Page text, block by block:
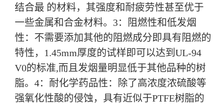
结合最 的材料，其强度和耐疲劳性甚至优于
一些金属和合金材料。 3：阻燃性和低发烟
性：不需要添加其他的阻燃成分即具有阻燃的
特性，1.45mm厚度的试样即可以达到UL-94
V0的标准,而且发烟量明显低于其他品种的树
脂。 4：耐化学药品性：除了高浓度浓硫酸等
强氧化性酸的侵蚀，具有近似于PTFE树脂的